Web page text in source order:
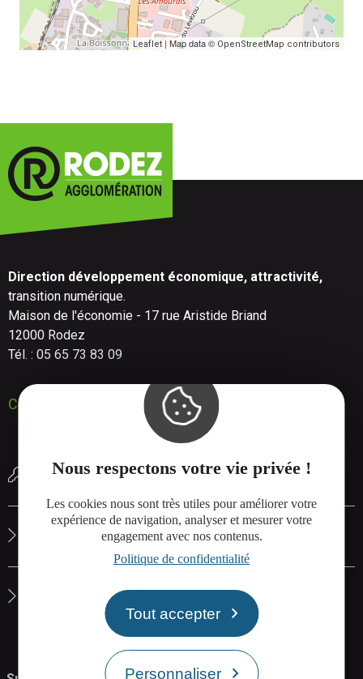
Nous respectons votre vie privée !
Les cookies nous sont très utiles pour améliorer votre
expérience de navigation, analyser et mesurer votre
engagement avec nos contenus.
Politique de confidentialité
Tout accepter
Personnaliser
Leaflet | Map data © OpenStreetMap contributors
Direction développement économique, attractivité,
transition numérique.
Maison de l'économie - 17 rue Aristide Briand
12000 Rodez
Tél. : 05 65 73 83 09
Contactez-nous
Réserver une salle de réunion
Le site de Rodez Agglo
La carte interactive de Rodez Agglo